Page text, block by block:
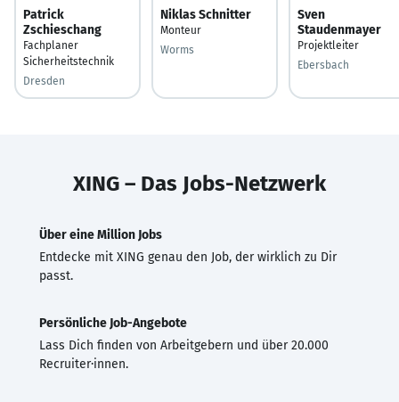
Patrick
Zschieschang
Fachplaner
Sicherheitstechnik
Dresden
Niklas Schnitter
Monteur
Worms
Sven
Staudenmayer
Projektleiter
Ebersbach
XING – Das Jobs-Netzwerk
Über eine Million Jobs
Entdecke mit XING genau den Job, der wirklich zu Dir
passt.
Persönliche Job-Angebote
Lass Dich finden von Arbeitgebern und über 20.000
Recruiter·innen.